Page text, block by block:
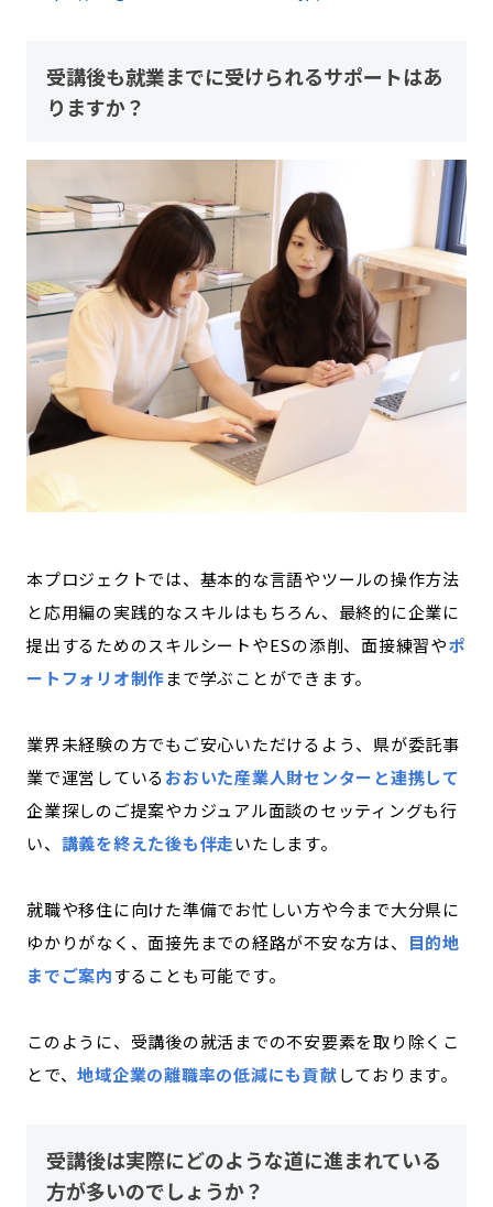
受講後も就業までに受けられるサポートはあ
りますか？
本プロジェクトでは、基本的な言語やツールの操作方法
と応用編の実践的なスキルはもちろん、最終的に企業に
提出するためのスキルシートやESの添削、面接練習やポ
ートフォリオ制作まで学ぶことができます。
業界未経験の方でもご安心いただけるよう、 県が委託事
業で運営しているおおいた産業人財センターと連携して
企業探しのご提案やカジュアル面談のセッティングも行
い、 講義を終えた後も伴走いたします。
就職や移住に向けた準備でお忙しい方や今まで大分県に
ゆかりがなく、面接先までの経路が不安な方は、
目的地
までご案内することも可能です。
このように、受講後の就活までの不安要素を取り除くこ
とで、地域企業の離職率の低減にも貢献しております。
受講後は実際にどのような道に進まれている
方が多いのでしょうか？